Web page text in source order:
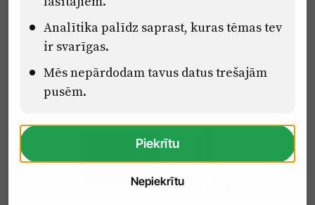
Eiropas Savienības Atveseļošanas un noturības mehānisma plāna
2.2. reformu un investīciju virziena “Uzņēmumu digitālā
transformācija un inovācijas” 2.2.1.5.i. investīcijas “Mediju nozares
uzņēmumu digitālās transformācijas veicināšana” pasākuma
“Mācības mediju nozares speciālistu digitālās kompetences un
zināšanu pilnveidošanai” projektā Latvijas Mediju nozares
kompetenču centrs (2.2.1.5.i.0/2/24/A/CFLA/001).
Analītika palīdz saprast, kuras tēmas tev
ir svarīgas.
Mēs nepārdodam tavus datus trešajām
pusēm.
Piekrītu
Nepiekrītu